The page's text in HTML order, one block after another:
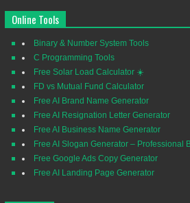
Online Tools
Binary & Number System Tools
C Programming Tools
Free Solar Load Calculator ☀️
FD vs Mutual Fund Calculator
Free AI Brand Name Generator
Free AI Resignation Letter Generator
Free AI Business Name Generator
Free AI Slogan Generator – Professional
Free Google Ads Copy Generator
Free AI Landing Page Generator